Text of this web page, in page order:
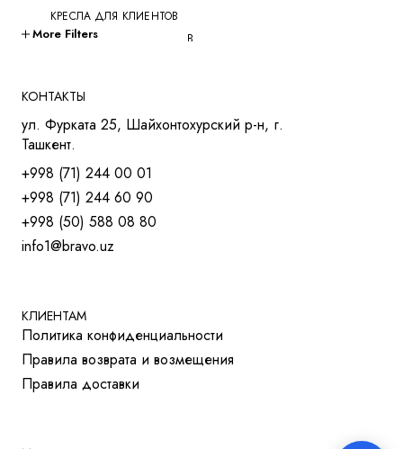
КРЕСЛА ДЛЯ КЛИЕНТОВ
КРЕСЛА ДЛЯ ПЕРЕГОВОРОВ
КРЕСЛА ДЛЯ ТРЕНИНГОВ
МЯГКАЯ МЕБЕЛЬ
СТОЛЫ
СТОЛ ДЛЯ РУКОВОДИТЕЛЯ
СТОЛЫ OPEN-SPACE
СТОЛЫ ДЛЯ МЕНЕДЖЕРОВ
СТОЛЫ ДЛЯ ПЕРЕГОВОРОВ
ШКАФЫ И ТУМБЫ
РЕШЕНИЯ ДЛЯ БИЗНЕСА
ДЛЯ ОТЕЛЕЙ
ДЛЯ УЧЕБНЫХ УЧРЕЖДЕНИЙ
More Filters
КОНТАКТЫ
ул. Фурката 25, Шайхонтохурский р-н, г.
Ташкент.
+998 (71) 244 00 01
+998 (71) 244 60 90
+998 (50) 588 08 80
info1@bravo.uz
КЛИЕНТАМ
Политика конфиденциальности
Правила возврата и возмещения
Правила доставки